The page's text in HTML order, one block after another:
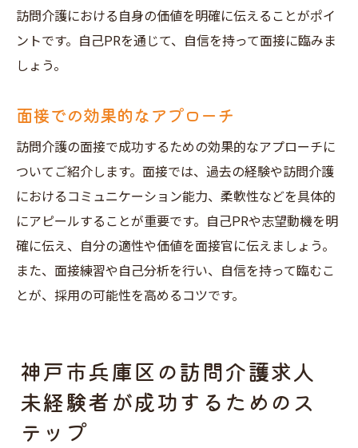
訪問介護における自身の価値を明確に伝えることがポイ
ントです。自己PRを通じて、自信を持って面接に臨みま
しょう。
面接での効果的なアプローチ
訪問介護の面接で成功するための効果的なアプローチに
ついてご紹介します。面接では、過去の経験や訪問介護
におけるコミュニケーション能力、柔軟性などを具体的
にアピールすることが重要です。自己PRや志望動機を明
確に伝え、自分の適性や価値を面接官に伝えましょう。
また、面接練習や自己分析を行い、自信を持って臨むこ
とが、採用の可能性を高めるコツです。
神戸市兵庫区の訪問介護求人
未経験者が成功するためのス
テップ